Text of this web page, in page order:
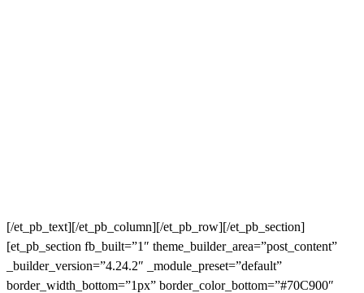
[/et_pb_text][/et_pb_column][/et_pb_row][/et_pb_section]
[et_pb_section fb_built=”1″ theme_builder_area=”post_content”
_builder_version=”4.24.2″ _module_preset=”default”
border_width_bottom=”1px” border_color_bottom=”#70C900″